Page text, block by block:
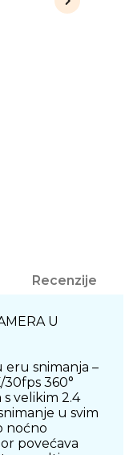
Recenzije
U
eru snimanja –
360°
velikim 2.4
u svim
noćno
povećava